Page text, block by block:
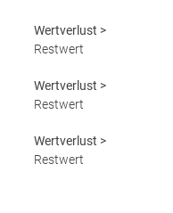
Wertverlust >
Restwert
Wertverlust >
Restwert
Wertverlust >
Restwert